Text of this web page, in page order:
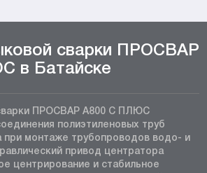
сварки ПРОСВАР
в Батайске
ПРОСВАР А800 С ПЛЮС
полиэтиленовых труб
при монтаже трубопроводов водо- и
привод центратора
центрирование и стабильное